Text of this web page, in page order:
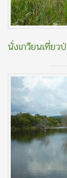
นั่งเกวียนเที่ย